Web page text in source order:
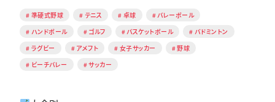
準硬式野球 テニス 卓球
バレーボール
ハンドボール
ゴルフ バスケットボール
バドミントン
ラグビー
アメフト 女子サッカー
野球
ビーチバレー
サッカー